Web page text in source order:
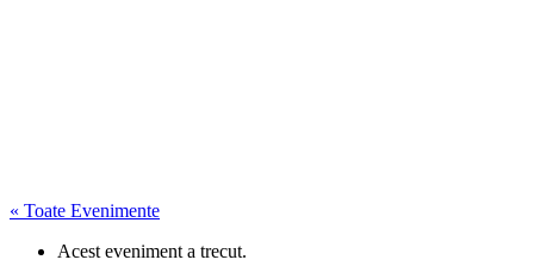
« Toate Evenimente
Acest eveniment a trecut.